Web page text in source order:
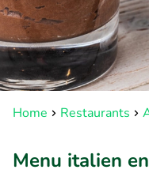
Home Restaurants
Menu italien